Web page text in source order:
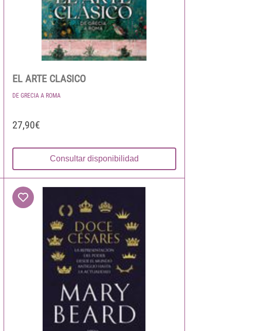
EL ARTE CLASICO
DE GRECIA A ROMA
27,90€
Consultar disponibilidad